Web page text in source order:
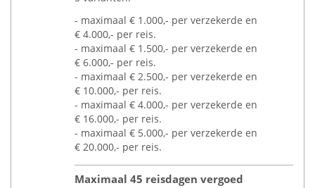
- maximaal € 1.000,- per verzekerde en
€ 4.000,- per reis.
- maximaal € 1.500,- per verzekerde en
€ 6.000,- per reis.
- maximaal € 2.500,- per verzekerde en
€ 10.000,- per reis.
- maximaal € 4.000,- per verzekerde en
€ 16.000,- per reis.
- maximaal € 5.000,- per verzekerde en
€ 20.000,- per reis.
Maximaal 45 reisdagen vergoed